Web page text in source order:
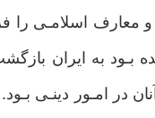
معارف اسلامـى را
بـود به ايران
در امـور دينـى